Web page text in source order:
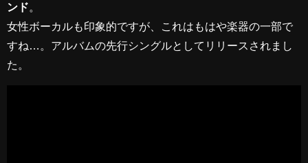
ンド
女性ボーカルも印象的ですが、これはもはや楽器の一部で
すね…。アルバムの先行シングルとしてリリースされまし
た。